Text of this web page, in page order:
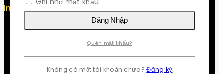
Info
Contact us
Checkout
My account
Đăng Nhập
Quên mật khẩu?
Không có một tài khoản chưa?Đăng ký